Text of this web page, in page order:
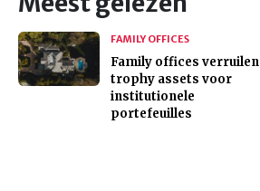
FAMILY OFFICES
Family offices verruilen
trophy assets voor
institutionele
portefeuilles